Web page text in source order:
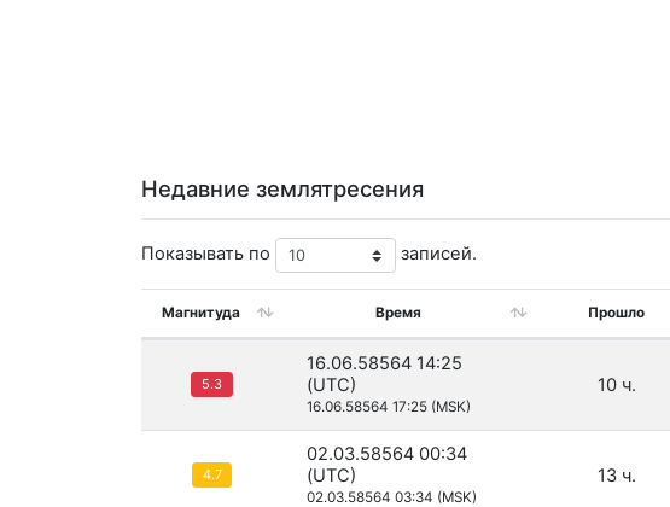
Недавние землятресения
Показывать по записей.
Магнитуда Время Прошло
5.3
16.06.58564 14:25
(UTC)
16.06.58564 17:25 (MSK)
10 ч.
4.7
02.03.58564 00:34
(UTC)
02.03.58564 03:34 (MSK)
13 ч.